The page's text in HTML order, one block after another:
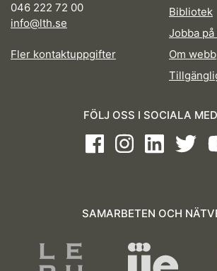
046 222 72 00
info@lth.se
Fler kontaktuppgifter
Bibliotek
Jobba på
Om
FÖLJ OSS I SOCIALA
FacebookInstagramLinkedInTwitter
SAMARBETEN OCH